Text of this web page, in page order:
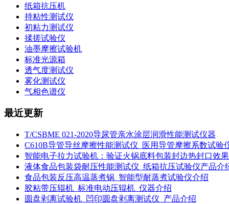
纸箱抗压机
持粘性测试仪
初粘力测试仪
揉搓试验仪
油墨摩擦试验机
标准光源箱
透气度测试仪
雾化测试仪
气相色谱仪
最近更新
T/CSBME 021-2020导尿管亲水涂层润滑性能测试仪器
C610B导管导丝摩擦性能测试仪_医用导管摩擦系数试验
智能电子拉力试验机：验证火锅底料包装封边热封口效果
液体食品包装袋耐压性能测试仪_纸箱抗压试验仪产品介
食品包装反压高温蒸煮锅_智能型耐蒸煮试验仪介绍
胶粘带压辊机_标准电动压辊机_仪器介绍
圆盘剥离试验机_凹印圆盘剥离测试仪_产品介绍